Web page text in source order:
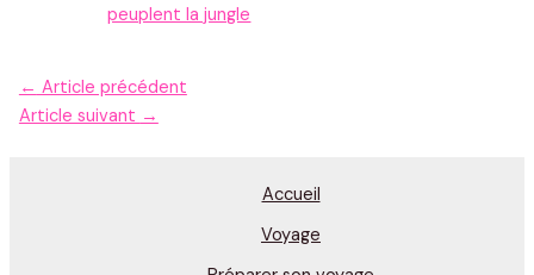
peuplent la jungle
← Article précédent
Article suivant →
Accueil
Voyage